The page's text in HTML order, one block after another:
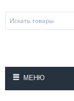
МЕНЮ